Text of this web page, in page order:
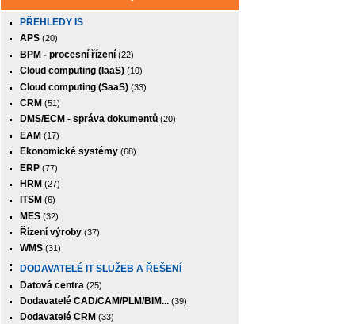
PŘEHLEDY IS
APS (20)
BPM - procesní řízení (22)
Cloud computing (IaaS) (10)
Cloud computing (SaaS) (33)
CRM (51)
DMS/ECM - správa dokumentů (20)
EAM (17)
Ekonomické systémy (68)
ERP (77)
HRM (27)
ITSM (6)
MES (32)
Řízení výroby (37)
WMS (31)
DODAVATELÉ IT SLUŽEB A ŘEŠENÍ
Datová centra (25)
Dodavatelé CAD/CAM/PLM/BIM... (39)
Dodavatelé CRM (33)